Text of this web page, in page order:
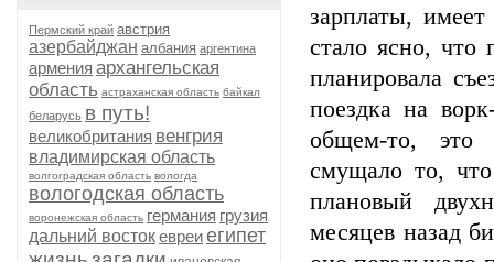
Пермский край австрия
азербайджан албания аргентина
армения архангельская
область астраханская область байкал
беларусь в путь!
великобритания венгрия
владимирская область
волгоградская область вологда
вологодская область
воронежская область германия грузия
дальний востокевреиегипет
зарплаты,
стало ясно,
планировала
поездка на
общем-то, это
смущало то,
плановый
месяцев назад